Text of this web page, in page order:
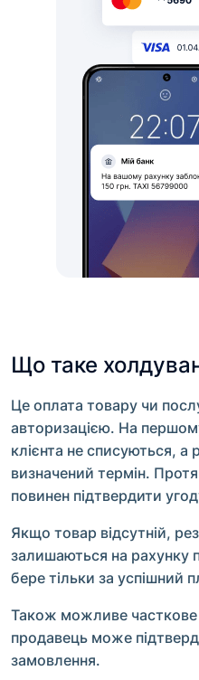
Що таке
Це оплата товару чи
авторизацією. На
клієнта не списуються, а
визначений термін.
повинен підтвердити
Якщо товар відсутній,
залишаються на рахунку
бере тільки за успішний
Також можливе часткове
продавець може
замовлення.